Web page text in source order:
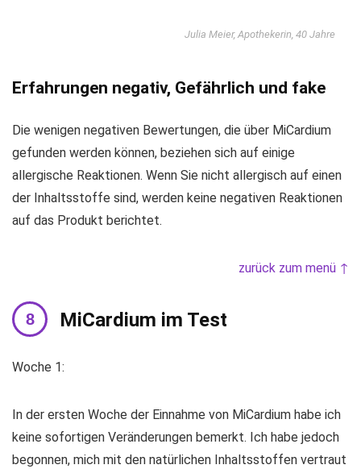
Julia Meier, Apothekerin, 40 Jahre
Erfahrungen negativ, Gefährlich und fake
Die wenigen negativen Bewertungen, die über MiCardium
gefunden werden können, beziehen sich auf einige
allergische Reaktionen. Wenn Sie nicht allergisch auf einen
der Inhaltsstoffe sind, werden keine negativen Reaktionen
auf das Produkt berichtet.
zurück zum menü ↑
MiCardium im Test
Woche 1:
In der ersten Woche der Einnahme von MiCardium habe ich
keine sofortigen Veränderungen bemerkt. Ich habe jedoch
begonnen, mich mit den natürlichen Inhaltsstoffen vertraut